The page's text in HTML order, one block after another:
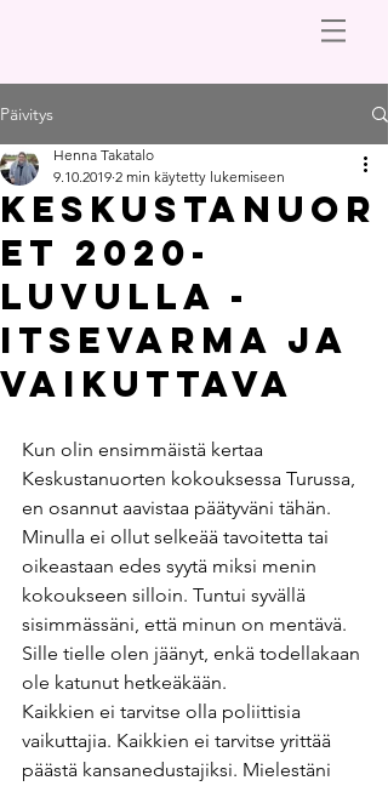
Päivitys
KESKUSTANUOR
ET 2020-
LUVULLA -
ITSEVARMA JA
VAIKUTTAVA
Henna Takatalo
9.10.2019 2 min käytetty lukemiseen
Kun olin ensimmäistä kertaa
Keskustanuorten kokouksessa Turussa,
en osannut aavistaa päätyväni tähän.
Minulla ei ollut selkeää tavoitetta tai
oikeastaan edes syytä miksi menin
kokoukseen silloin. Tuntui syvällä
sisimmässäni, että minun on mentävä.
Sille tielle olen jäänyt, enkä todellakaan
ole katunut hetkeäkään.
Kaikkien ei tarvitse olla poliittisia
vaikuttajia. Kaikkien ei tarvitse yrittää
päästä kansanedustajiksi. Mielestäni